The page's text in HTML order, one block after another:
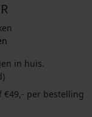
in huis.
€49,- per bestelling